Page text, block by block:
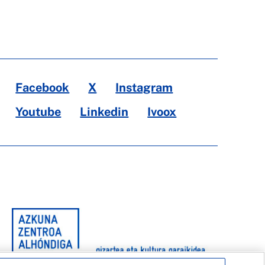
Facebook X
Instagram
Youtube
Linkedin Ivoox